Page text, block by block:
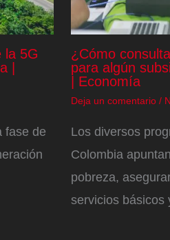
la 5G
|
fase de
¿Cómo
para algún
| Economía
Deja un comentario /
Los diversos
Colombia
pobreza,
servicios